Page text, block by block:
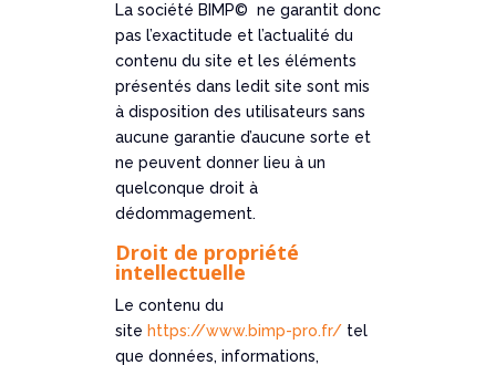
La société BIMP© ne garantit donc
pas l’exactitude et l’actualité du
contenu du site et les éléments
présentés dans ledit site sont mis
à disposition des utilisateurs sans
aucune garantie d’aucune sorte et
ne peuvent donner lieu à un
quelconque droit à
dédommagement.
Droit de propriété
intellectuelle
Le contenu du
site https://www.bimp-pro.fr/tel
que données, informations,